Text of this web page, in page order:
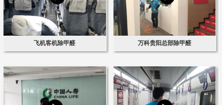
飞机客机除甲醛 万科贵阳总部除甲醛